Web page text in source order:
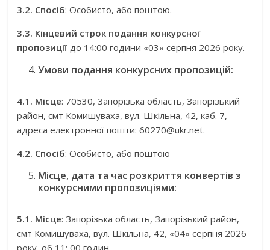
3.2. Спосіб: Особисто, або поштою.
3.3. Кінцевий строк подання конкурсної
пропозиції до 14:00 години «03» серпня 2026 року.
Умови подання конкурсних пропозицій:
4.1. Місце: 70530, Запорізька область, Запорізький
район, смт Комишуваха, вул. Шкільна, 42, каб. 7,
адреса електронної пошти: 60270@ukr.net.
4.2. Спосіб: Особисто, або поштою
Місце, дата та час розкриття конвертів з
конкурсними пропозиціями:
5.1. Місце: Запорізька область, Запорізький район,
смт Комишуваха, вул. Шкільна, 42, «04» серпня 2026